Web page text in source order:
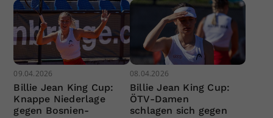
09.04.2026
Billie Jean King Cup:
Knappe Niederlage
gegen Bosnien-
08.04.2026
Billie Jean King Cup:
ÖTV-Damen
schlagen sich gegen